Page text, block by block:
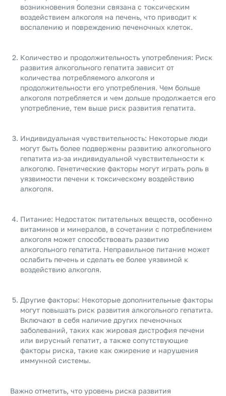
возникновения болезни связана с токсическим
воздействием алкоголя на печень, что приводит к
воспалению и повреждению печеночных клеток.
Количество и продолжительность употребления: Риск
развития алкогольного гепатита зависит от
количества потребляемого алкоголя и
продолжительности его употребления. Чем больше
алкоголя потребляется и чем дольше продолжается его
употребление, тем выше риск развития гепатита.
Индивидуальная чувствительность: Некоторые люди
могут быть более подвержены развитию алкогольного
гепатита из-за индивидуальной чувствительности к
алкоголю. Генетические факторы могут играть роль в
уязвимости печени к токсическому воздействию
алкоголя.
Питание: Недостаток питательных веществ, особенно
витаминов и минералов, в сочетании с потреблением
алкоголя может способствовать развитию
алкогольного гепатита. Неправильное питание может
ослабить печень и сделать ее более уязвимой к
воздействию алкоголя.
Другие факторы: Некоторые дополнительные факторы
могут повышать риск развития алкогольного гепатита.
Включают в себя наличие других печеночных
заболеваний, таких как жировая дистрофия печени
или вирусный гепатит, а также сопутствующие
факторы риска, такие как ожирение и нарушения
иммунной системы.
Важно отметить, что уровень риска развития